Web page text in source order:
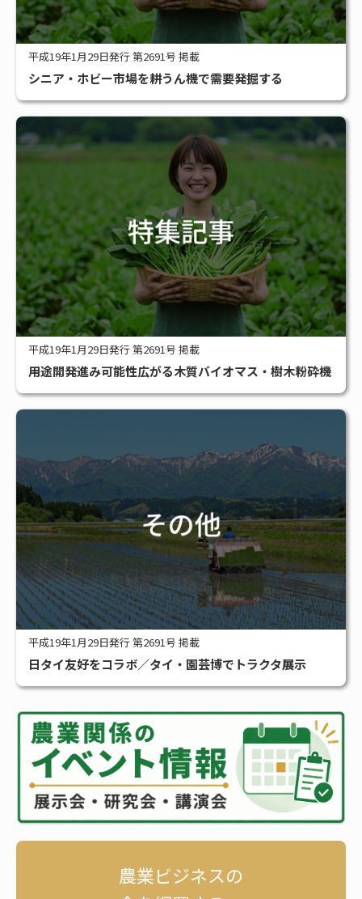
平成19年1月29日発行 第2691号 掲載
シニア・ホビー市場を耕うん機で需要発掘する
平成19年1月29日発行 第2691号 掲載
用途開発進み可能性広がる木質バイオマス・樹木粉砕機
平成19年1月29日発行 第2691号 掲載
日タイ友好をコラボ／タイ・園芸博でトラクタ展示
農業ビジネスの